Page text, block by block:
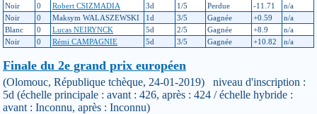
Noir
0 Robert CSIZMADIA 3d 1/5 Perdue -11.71
n/a
Noir
0 Maksym WALASZEWSKI 1d 3/5 Gagnée +0.59
n/a
Blanc
0 Lucas NEIRYNCK 5d 2/5 Gagnée +8.9
n/a
Noir
0 Rémi CAMPAGNIE 5d 3/5 Gagnée +10.82 n/a
Finale du 2e grand prix européen
(Olomouc, République tchèque, 24-01-2019) niveau d'inscription :
5d (échelle principale : avant : 426, après : 424 / échelle hybride :
avant : Inconnu, après : Inconnu)